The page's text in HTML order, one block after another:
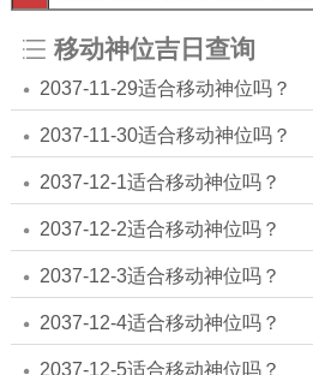
移动神位吉日查询
2037-11-29适合移动神位吗？
2037-11-30适合移动神位吗？
2037-12-1适合移动神位吗？
2037-12-2适合移动神位吗？
2037-12-3适合移动神位吗？
2037-12-4适合移动神位吗？
2037-12-5适合移动神位吗？